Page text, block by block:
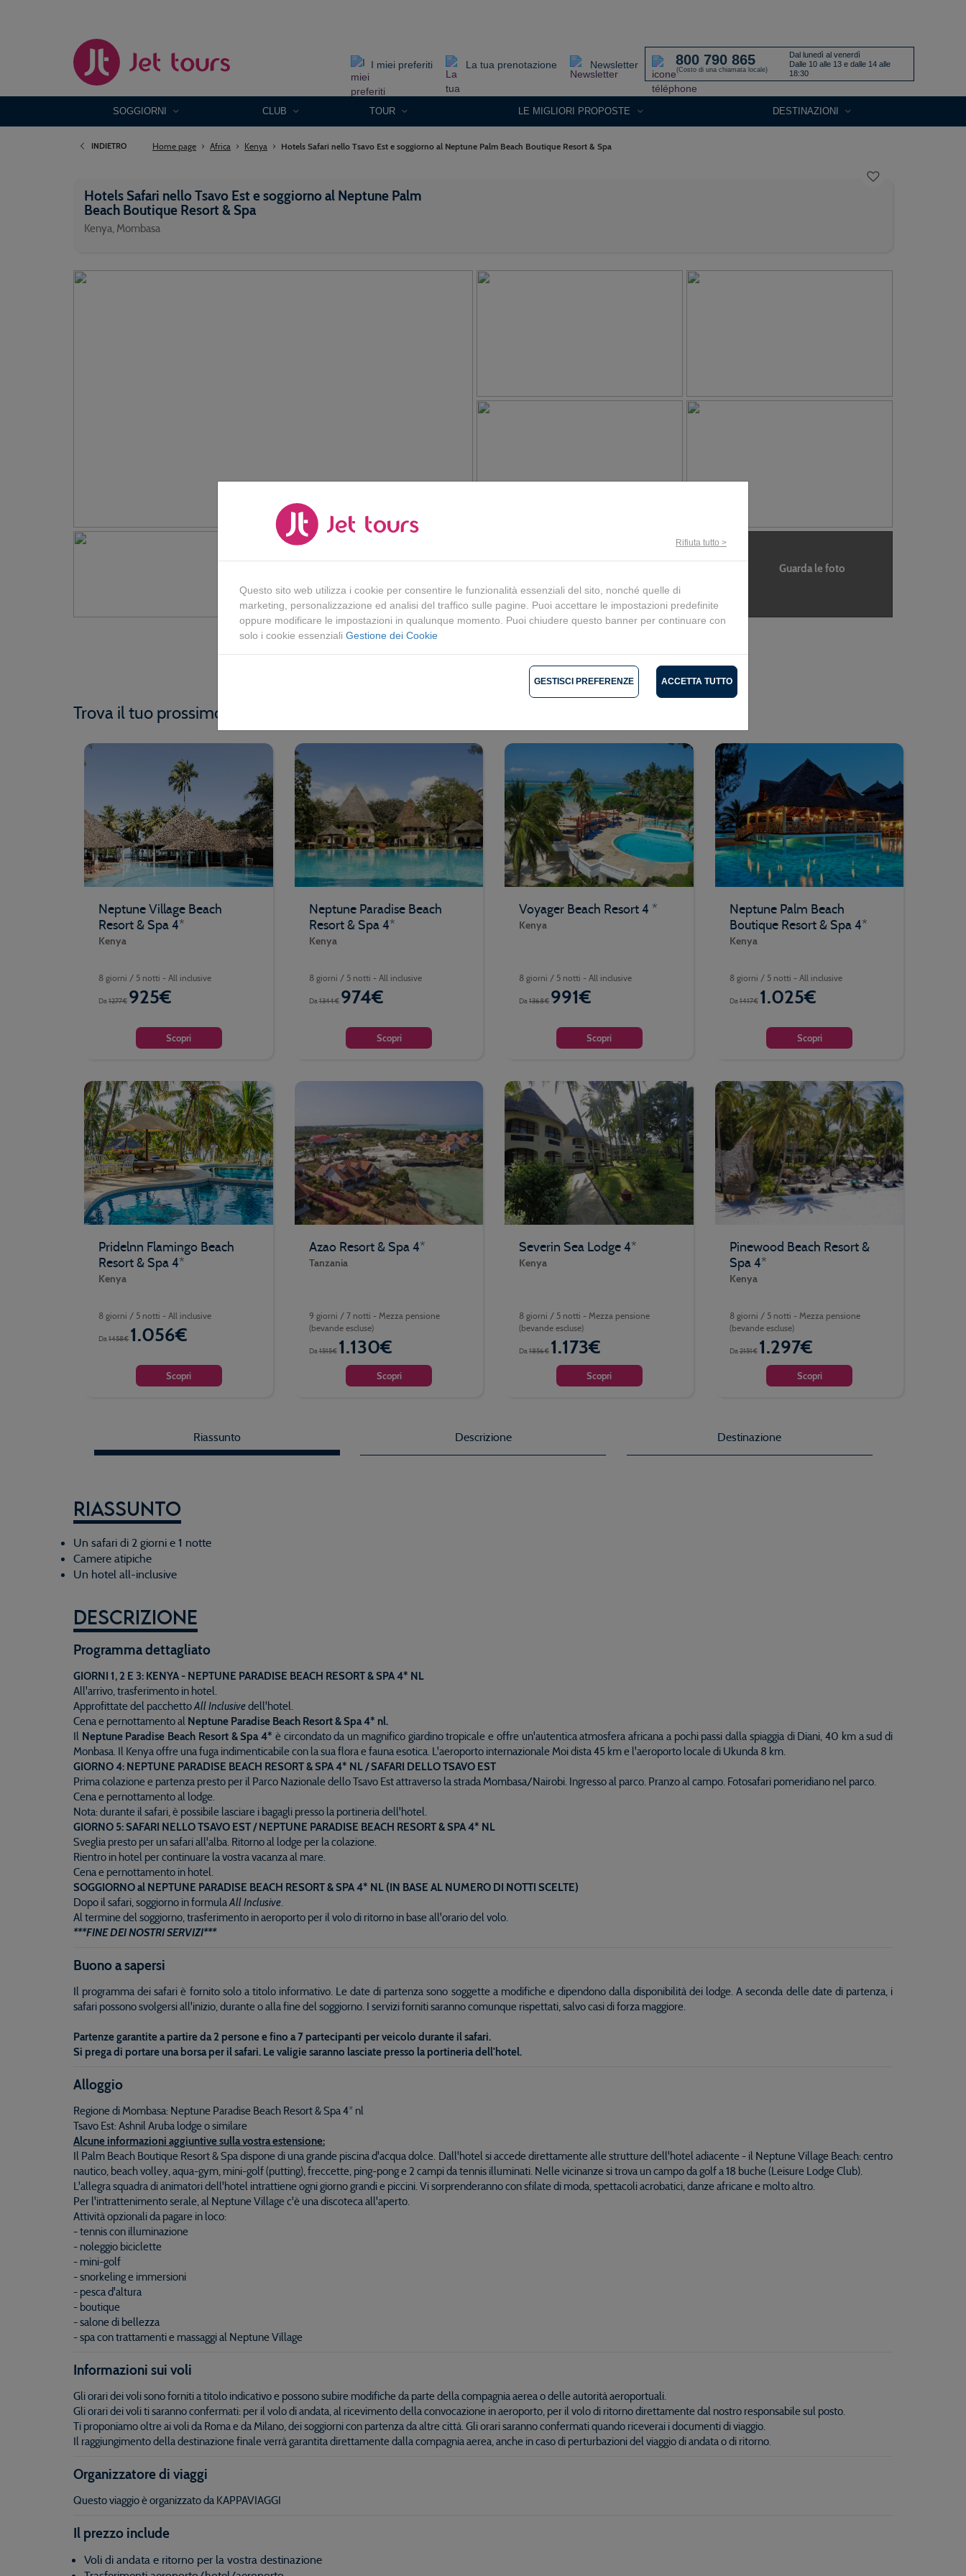
I miei preferiti La tua prenotazione Newsletter 800 790 865
(Costo di una chiamata locale)
Dal lunedì al venerdì
Dalle 10 alle 13 e dalle 14 alle
18:30
SOGGIORNI CLUB TOUR LE MIGLIORI PROPOSTE DESTINAZIONI
INDIETRO Home page Africa Kenya Hotels Safari nello Tsavo Est e soggiorno al Neptune Palm Beach Boutique Resort & Spa
Hotels Safari nello Tsavo Est e soggiorno al Neptune Palm
Beach Boutique Resort & Spa
Kenya, Mombasa
Guarda le foto
QUESTO VIAGGIO È ATTUALMENTE ESAURITO
Trova il tuo prossimo viaggio tra le nostre OFFERTE SIMILI
Neptune Village Beach
Resort & Spa 4*
Kenya
8 giorni / 5 notti - All inclusive
Da1277€ 925€
Scopri
Neptune Paradise Beach
Resort & Spa 4*
Kenya
8 giorni / 5 notti - All inclusive
Da1344€ 974€
Scopri
Voyager Beach Resort 4 *
Kenya
8 giorni / 5 notti - All inclusive
Da1368€ 991€
Scopri
Neptune Palm Beach
Boutique Resort & Spa 4*
Kenya
8 giorni / 5 notti - All inclusive
Da1417€ 1.025€
Scopri
Pridelnn Flamingo Beach
Resort & Spa 4*
Kenya
8 giorni / 5 notti - All inclusive
Da1458€ 1.056€
Scopri
Azao Resort & Spa 4*
Tanzania
9 giorni / 7 notti - Mezza pensione
(bevande escluse)
Da1515€ 1.130€
Scopri
Severin Sea Lodge 4*
Kenya
8 giorni / 5 notti - Mezza pensione
(bevande escluse)
Da1856€ 1.173€
Scopri
Pinewood Beach Resort &
Spa 4*
Kenya
8 giorni / 5 notti - Mezza pensione
(bevande escluse)
Da2151€ 1.297€
Scopri
Riassunto Descrizione Destinazione
Riassunto
Un safari di 2 giorni e 1 notte
Camere atipiche
Un hotel all-inclusive
Descrizione
Programma dettagliato
GIORNI 1, 2 E 3: KENYA - NEPTUNE PARADISE BEACH RESORT & SPA 4* NL
All'arrivo, trasferimento in hotel.
Approfittate del pacchettoAll Inclusivedell'hotel.
Cena e pernottamento al Neptune Paradise Beach Resort & Spa 4* nl.
Il Neptune Paradise Beach Resort & Spa 4* è circondato da un magnifico giardino tropicale e offre un'autentica atmosfera africana a pochi passi dalla spiaggia di Diani, 40 km a sud di
Monbasa. Il Kenya offre una fuga indimenticabile con la sua flora e fauna esotica. L'aeroporto internazionale Moi dista 45 km e l'aeroporto locale di Ukunda 8 km.
GIORNO 4: NEPTUNE PARADISE BEACH RESORT & SPA 4* NL / SAFARI DELLO TSAVO EST
Prima colazione e partenza presto per il Parco Nazionale dello Tsavo Est attraverso la strada Mombasa/Nairobi. Ingresso al parco. Pranzo al campo. Fotosafari pomeridiano nel parco.
Cena e pernottamento al lodge.
Nota: durante il safari, è possibile lasciare i bagagli presso la portineria dell'hotel.
GIORNO 5: SAFARI NELLO TSAVO EST / NEPTUNE PARADISE BEACH RESORT & SPA 4* NL
Sveglia presto per un safari all'alba. Ritorno al lodge per la colazione.
Rientro in hotel per continuare la vostra vacanza al mare.
Cena e pernottamento in hotel.
SOGGIORNO al NEPTUNE PARADISE BEACH RESORT & SPA 4* NL (IN BASE AL NUMERO DI NOTTI SCELTE)
Dopo il safari, soggiorno in formulaAll Inclusive.
Al termine del soggiorno, trasferimento in aeroporto per il volo di ritorno in base all'orario del volo.
***FINE DEI NOSTRI SERVIZI***
Buono a sapersi
Il programma dei safari è fornito solo a titolo informativo. Le date di partenza sono soggette a modifiche e dipendono dalla disponibilità dei lodge. A seconda delle date di partenza, i
safari possono svolgersi all'inizio, durante o alla fine del soggiorno. I servizi forniti saranno comunque rispettati, salvo casi di forza maggiore.
Partenze garantite a partire da 2 persone e fino a 7 partecipanti per veicolo durante il safari.
Si prega di portare una borsa per il safari. Le valigie saranno lasciate presso la portineria dell'hotel.
Alloggio
Regione di Mombasa: Neptune Paradise Beach Resort & Spa 4* nl
Tsavo Est: Ashnil Aruba lodge o similare
Alcune informazioni aggiuntive sulla vostra estensione:
Il Palm Beach Boutique Resort & Spa dispone di una grande piscina d'acqua dolce. Dall'hotel si accede direttamente alle strutture dell'hotel adiacente - il Neptune Village Beach: centro
nautico, beach volley, aqua-gym, mini-golf (putting), freccette, ping-pong e 2 campi da tennis illuminati. Nelle vicinanze si trova un campo da golf a 18 buche (Leisure Lodge Club).
L'allegra squadra di animatori dell'hotel intrattiene ogni giorno grandi e piccini. Vi sorprenderanno con sfilate di moda, spettacoli acrobatici, danze africane e molto altro.
Per l'intrattenimento serale, al Neptune Village c'è una discoteca all'aperto.
Attività opzionali da pagare in loco:
- tennis con illuminazione
- noleggio biciclette
- mini-golf
- snorkeling e immersioni
- pesca d'altura
- boutique
- salone di bellezza
- spa con trattamenti e massaggi al Neptune Village
Informazioni sui voli
Gli orari dei voli sono forniti a titolo indicativo e possono subire modifiche da parte della compagnia aerea o delle autorità aeroportuali.
Gli orari dei voli ti saranno confermati: per il volo di andata, al ricevimento della convocazione in aeroporto, per il volo di ritorno direttamente dal nostro responsabile sul posto.
Ti proponiamo oltre ai voli da Roma e da Milano, dei soggiorni con partenza da altre città. Gli orari saranno confermati quando riceverai i documenti di viaggio.
Il raggiungimento della destinazione finale verrà garantita direttamente dalla compagnia aerea, anche in caso di perturbazioni del viaggio di andata o di ritorno.
Organizzatore di viaggi
Questo viaggio è organizzato da KAPPAVIAGGI
Il prezzo include
Voli di andata e ritorno per la vostra destinazione
Rifiuta tutto >
Questo sito web utilizza i cookie per consentire le funzionalità essenziali del sito, nonché quelle di
marketing, personalizzazione ed analisi del traffico sulle pagine. Puoi accettare le impostazioni predefinite
oppure modificare le impostazioni in qualunque momento. Puoi chiudere questo banner per continuare con
solo i cookie essenziali Gestione dei Cookie
GESTISCI PREFERENZE ACCETTA TUTTO